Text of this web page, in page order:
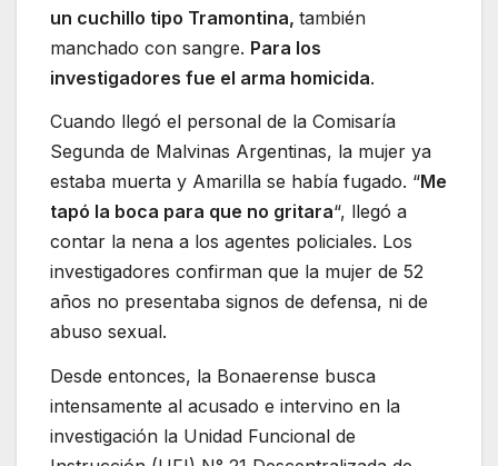
un cuchillo tipo Tramontina, también
manchado con sangre. Para los
investigadores fue el arma homicida.
Cuando llegó el personal de la Comisaría
Segunda de Malvinas Argentinas, la mujer ya
estaba muerta y Amarilla se había fugado. “Me
tapó la boca para que no gritara“, llegó a
contar la nena a los agentes policiales. Los
investigadores confirman que la mujer de 52
años no presentaba signos de defensa, ni de
abuso sexual.
Desde entonces, la Bonaerense busca
intensamente al acusado e intervino en la
investigación la Unidad Funcional de